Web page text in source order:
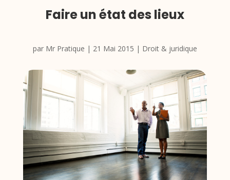
Faire un état des lieux
par Mr Pratique | 21 Mai 2015 | Droit & juridique